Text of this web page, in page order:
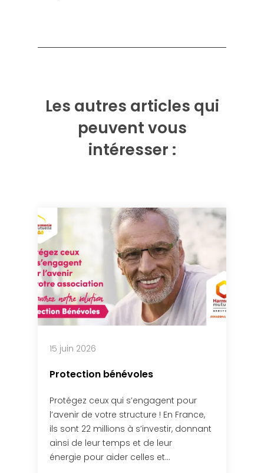
Les autres articles qui
peuvent vous
intéresser :
15 juin 2026
Protection bénévoles
Protégez ceux qui s’engagent pour
l’avenir de votre structure ! En France,
ils sont 22 millions à s’investir, donnant
ainsi de leur temps et de leur
énergie pour aider celles et…